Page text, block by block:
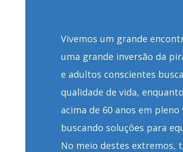
Vivemos um grande
uma grande inversão da
e adultos conscientes
qualidade de vida,
acima de 60 anos em
buscando soluções para
No meio destes extremos,